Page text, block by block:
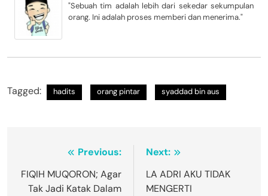
"Sebuah tim adalah lebih dari sekedar sekumpulan
orang. Ini adalah proses memberi dan menerima."
Tagged: hadits orang pintar syaddad bin aus
Navigasi
pos
Previous:
FIQIH MUQORON; Agar
Tak Jadi Katak Dalam
Next:
LA ADRI AKU TIDAK
MENGERTI